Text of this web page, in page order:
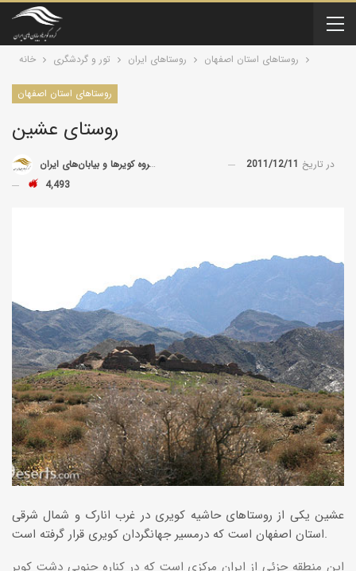
خانه تور و گردشگری روستاهای ایران روستاهای استان اصفهان
روستاهای استان اصفهان
روستای عشین
توسط گروه کویرها و بیابان‌های ایران در تاریخ 2011/12/11
4,493
عشین یکی از روستاهای حاشیه کویری در غرب انارک و شمال شرقی
استان اصفهان است که درمسیر جهانگردان کویری قرار گرفته است.